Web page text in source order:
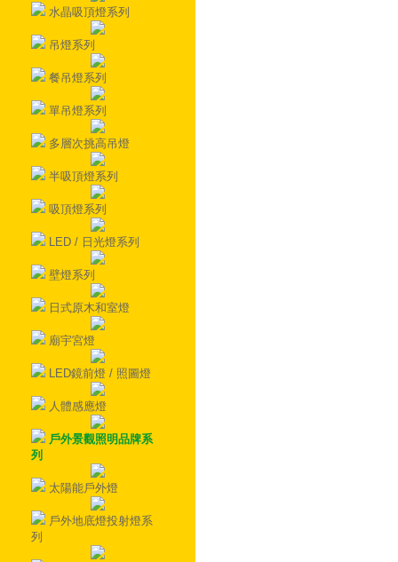
水晶吸頂燈系列
吊燈系列
餐吊燈系列
單吊燈系列
多層次挑高吊燈
半吸頂燈系列
吸頂燈系列
LED / 日光燈系列
壁燈系列
日式原木和室燈
廟宇宮燈
LED鏡前燈 / 照圖燈
人體感應燈
戶外景觀照明品牌系
列
太陽能戶外燈
戶外地底燈投射燈系
列